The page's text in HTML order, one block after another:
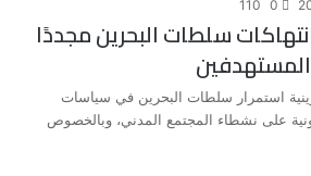
0
110
سلطات البحرين مجددًا
استمرار سلطات البحرين في سياسات
على نشطاء المجتمع المدني، وبالخصوص